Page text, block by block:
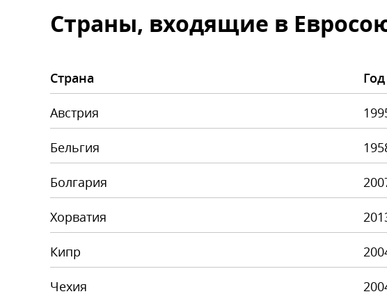
Страны, входящие в
Страна
Австрия
Бельгия
Болгария
Хорватия
Кипр
Чехия